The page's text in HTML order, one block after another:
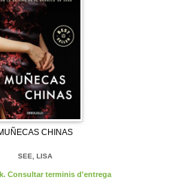
CHINAS
SEE, LISA
Consultar terminis d'entrega